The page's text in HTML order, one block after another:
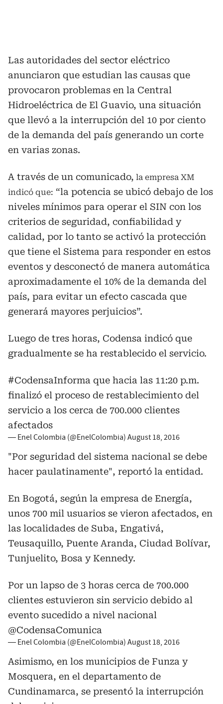
Las autoridades del sector eléctrico
anunciaron que estudian las causas que
provocaron problemas en la Central
Hidroeléctrica de El Guavio, una situación
que llevó a la interrupción del 10 por ciento
de la demanda del país generando un corte
en varias zonas.
A través de un comunicado, la empresa XM
indicó que: “la potencia se ubicó debajo de los
niveles mínimos para operar el SIN con los
criterios de seguridad, confiabilidad y
calidad, por lo tanto se activó la protección
que tiene el Sistema para responder en estos
eventos y desconectó de manera automática
aproximadamente el 10% de la demanda del
país, para evitar un efecto cascada que
generará mayores perjuicios”.
Luego de tres horas, Codensa indicó que
gradualmente se ha restablecido el servicio.
#CodensaInforma que hacia las 11:20 p.m.
finalizó el proceso de restablecimiento del
servicio a los cerca de 700.000 clientes
afectados
— Enel Colombia (@EnelColombia) August 18, 2016
"Por seguridad del sistema nacional se debe
hacer paulatinamente", reportó la entidad.
En Bogotá, según la empresa de Energía,
unos 700 mil usuarios se vieron afectados, en
las localidades de Suba, Engativá,
Teusaquillo, Puente Aranda, Ciudad Bolívar,
Tunjuelito, Bosa y Kennedy.
Por un lapso de 3 horas cerca de 700.000
clientes estuvieron sin servicio debido al
evento sucedido a nivel nacional
@CodensaComunica
— Enel Colombia (@EnelColombia) August 18, 2016
Asimismo, en los municipios de Funza y
Mosquera, en el departamento de
Cundinamarca, se presentó la interrupción